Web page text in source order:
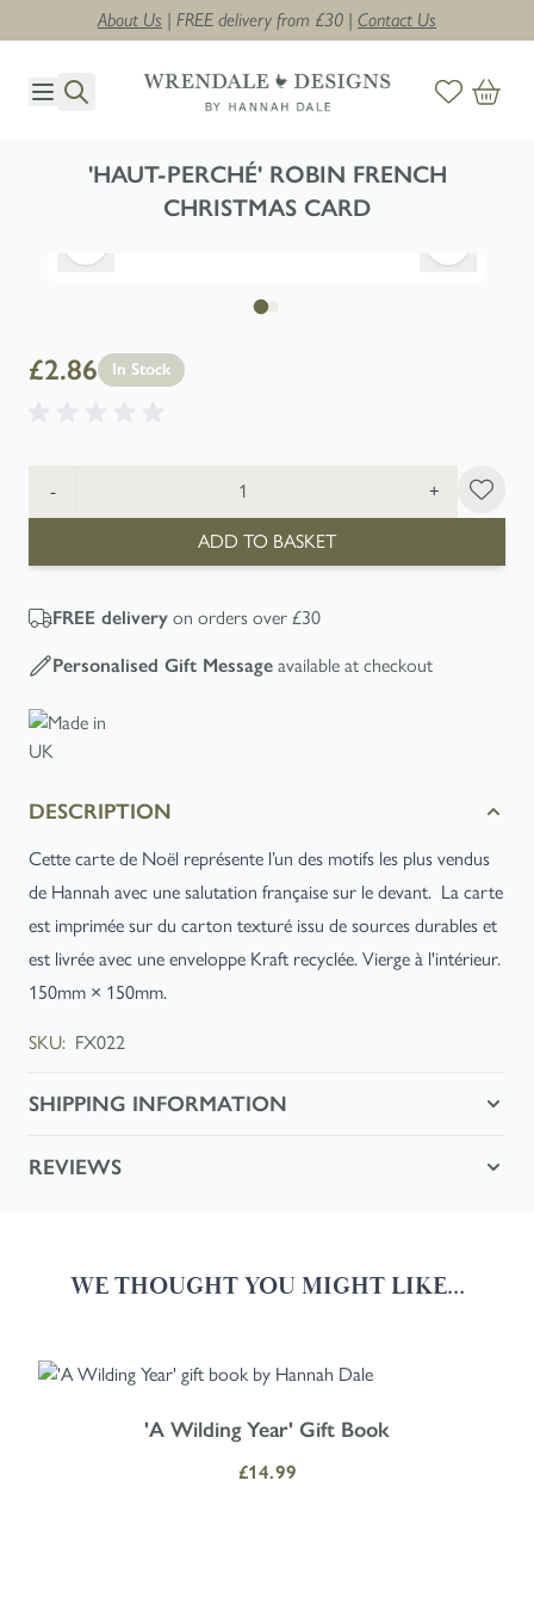
About Us | FREE delivery from £30 | Contact Us
'HAUT-PERCHÉ' ROBIN FRENCH
CHRISTMAS CARD
£2.86 In Stock
- +
ADD TO BASKET
FREE delivery on orders over £30
Personalised Gift Message available at checkout
DESCRIPTION
Cette carte de Noël représente l’un des motifs les plus vendus
de Hannah avec une salutation française sur le devant. La carte
est imprimée sur du carton texturé issu de sources durables et
est livrée avec une enveloppe Kraft recyclée. Vierge à l'intérieur.
150mm × 150mm.
SKU: FX022
SHIPPING INFORMATION
REVIEWS
WE THOUGHT YOU MIGHT LIKE...
Navigating through the elements of the carousel is possible using
Press to skip carousel
Press to go to carousel navigation
'A Wilding Year' Gift Book
£14.99